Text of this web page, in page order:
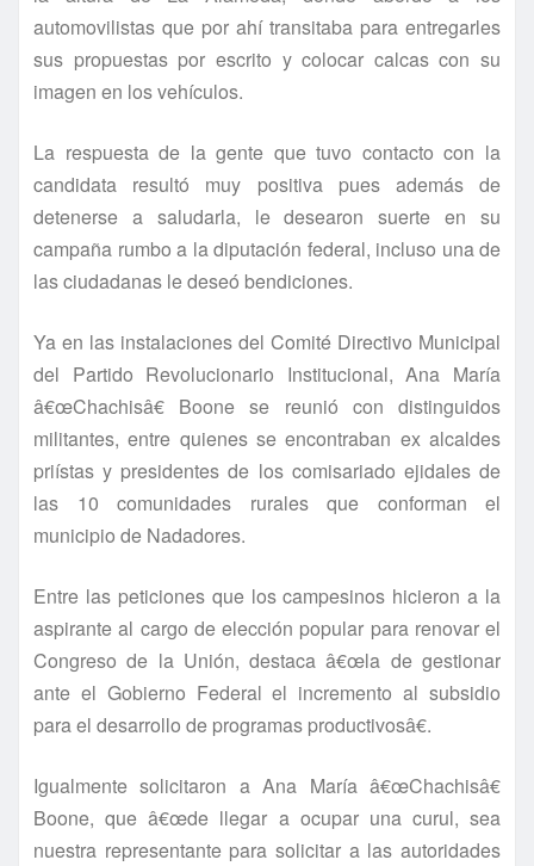
automovilistas que por ahí­ transitaba para entregarles
sus propuestas por escrito y colocar calcas con su
imagen en los vehí­culos.
La respuesta de la gente que tuvo contacto con la
candidata resultó muy positiva pues además de
detenerse a saludarla, le desearon suerte en su
campaña rumbo a la diputación federal, incluso una de
las ciudadanas le deseó bendiciones.
Ya en las instalaciones del Comité Directivo Municipal
del Partido Revolucionario Institucional, Ana Marí­a
â€œChachisâ€ Boone se reunió con distinguidos
militantes, entre quienes se encontraban ex alcaldes
prií­stas y presidentes de los comisariado ejidales de
las 10 comunidades rurales que conforman el
municipio de Nadadores.
Entre las peticiones que los campesinos hicieron a la
aspirante al cargo de elección popular para renovar el
Congreso de la Unión, destaca â€œla de gestionar
ante el Gobierno Federal el incremento al subsidio
para el desarrollo de programas productivosâ€.
Igualmente solicitaron a Ana Marí­a â€œChachisâ€
Boone, que â€œde llegar a ocupar una curul, sea
nuestra representante para solicitar a las autoridades